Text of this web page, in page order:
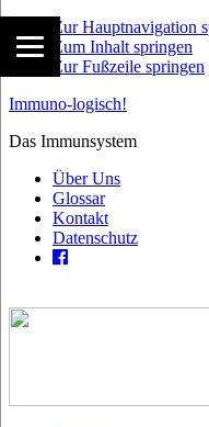
Zur Hauptnavigation
Zum Inhalt springen
Zur Fußzeile springen
Immuno-logisch!
Das Immunsystem
Über Uns
Glossar
Kontakt
Datenschutz